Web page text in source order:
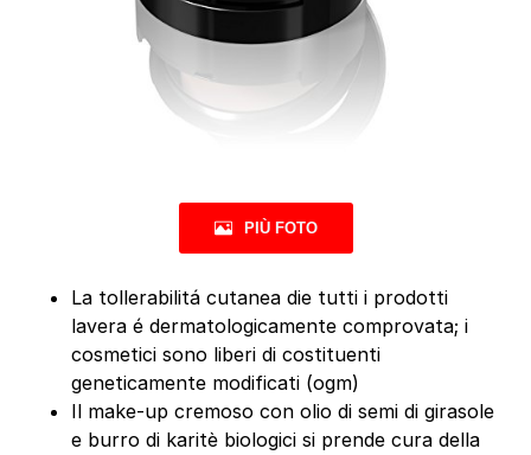
PIÙ FOTO
La tollerabilitá cutanea die tutti i prodotti
lavera é dermatologicamente comprovata; i
cosmetici sono liberi di costituenti
geneticamente modificati (ogm)
Il make-up cremoso con olio di semi di girasole
e burro di karitè biologici si prende cura della